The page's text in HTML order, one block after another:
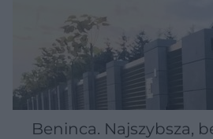
Beninca. Najszybsza,